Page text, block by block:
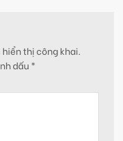
thị công khai.
dấu *